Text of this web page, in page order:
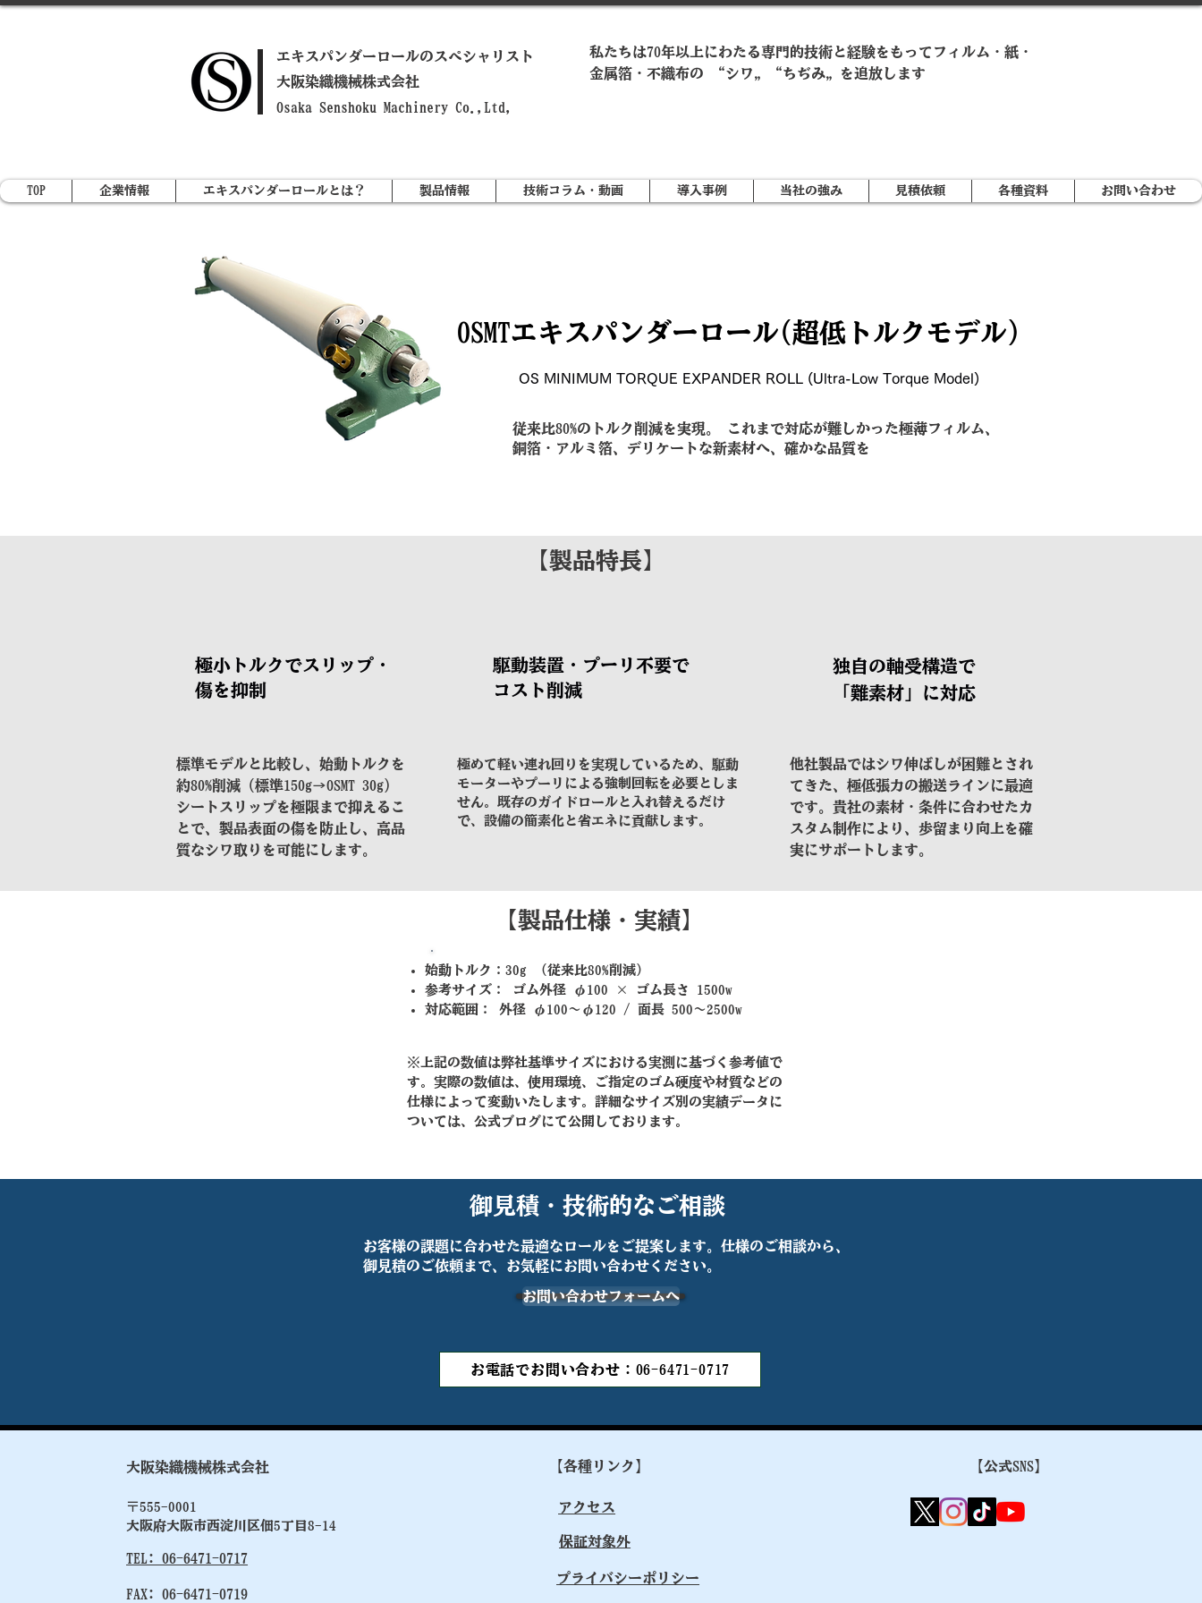
​エキスパンダーロールのスペシャリスト
​大阪染織機械株式会社
私たちは70年以上にわたる専門的技術と経験をもってフィルム・紙・
金属箔・不織布の “シワ„ “ちぢみ„ を追放します
​Osaka Senshoku Machinery Co.,Ltd,
TOP 企業情報 エキスパンダーロールとは？ 製品情報 技術コラム・動画 導入事例 当社の強み 見積依頼 各種資料 お問い合わせ
​OSMTエキスパンダーロール(超低トルクモデル)
OS MINIMUM TORQUE EXPANDER ROLL (Ultra-Low Torque Model)
従来比80%のトルク削減を実現。 これまで対応が難しかった極薄フィルム、
銅箔・アルミ箔、デリケートな新素材へ、確かな品質を
​【製品特長】
極小トルクでスリップ・
傷を抑制
標準モデルと比較し、始動トルクを
約80%削減（標準150g→OSMT 30g）
シートスリップを極限まで抑えるこ
とで、製品表面の傷を防止し、高品
質なシワ取りを可能にします。
駆動装置・プーリ不要で
コスト削減
極めて軽い連れ回りを実現しているため、駆動
モーターやプーリによる強制回転を必要としま
せん。既存のガイドロールと入れ替えるだけ
で、設備の簡素化と省エネに貢献します。
独自の軸受構造で
「難素材」に対応
他社製品ではシワ伸ばしが困難とされ
てきた、極低張力の搬送ラインに最適
です。貴社の素材・条件に合わせたカ
スタム制作により、歩留まり向上を確
実にサポートします。
​【製品仕様・実績】
始動トルク：30g （従来比80%削減）
参考サイズ： ゴム外径 φ100 × ゴム長さ 1500w
対応範囲： 外径 φ100〜φ120 / 面長 500〜2500w
​※上記の数値は弊社基準サイズにおける実測に基づく参考値で
す。実際の数値は、使用環境、ご指定のゴム硬度や材質などの
仕様によって変動いたします。詳細なサイズ別の実績データに
ついては、公式ブログにて公開しております。
御見積・技術的なご相談
お客様の課題に合わせた最適なロールをご提案します。仕様のご相談から、
御見積のご依頼まで、お気軽にお問い合わせください。
お問い合わせフォームへ
お電話でお問い合わせ：06-6471-0717
​大阪染織機械株式会社
〒555-0001
大阪府大阪市西淀川区佃5丁目8-14
TEL: 06-6471-0717
FAX: 06-6471-0719
【各種リンク】
​アクセス
​保証対象外
​プライバシーポリシー
【公式SNS】